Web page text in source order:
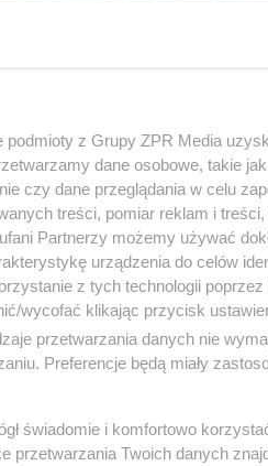
z Grupy ZPR Media
dane osobowe, takie
czy dane przeglądania w celu
treści, pomiar reklam i
Partnerzy możemy używać
urządzenia do celów
z tych technologii poprzez
wycofać klikając przycisk
przetwarzania danych nie
Preferencje będą miały
świadomie i komfortowo
przetwarzania Twoich danych